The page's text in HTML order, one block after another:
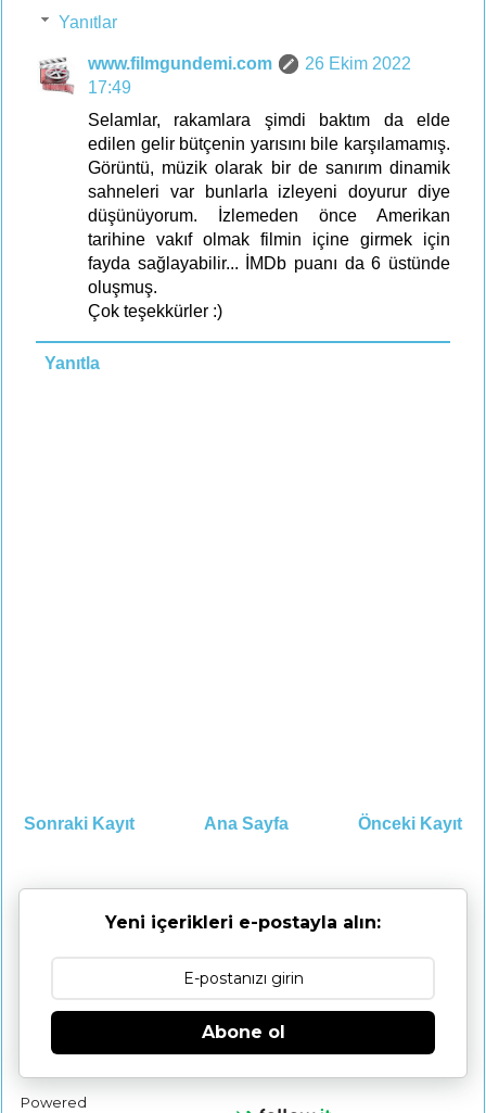
Yanıtlar
www.filmgundemi.com
26 Ekim 2022
17:49
Selamlar, rakamlara şimdi baktım da elde
edilen gelir bütçenin yarısını bile karşılamamış.
Görüntü, müzik olarak bir de sanırım dinamik
sahneleri var bunlarla izleyeni doyurur diye
düşünüyorum. İzlemeden önce Amerikan
tarihine vakıf olmak filmin içine girmek için
fayda sağlayabilir... İMDb puanı da 6 üstünde
oluşmuş.
Çok teşekkürler :)
Yanıtla
Sonraki Kayıt Önceki Kayıt
Ana Sayfa
Yeni içerikleri e-postayla alın:
Abone ol
Powered